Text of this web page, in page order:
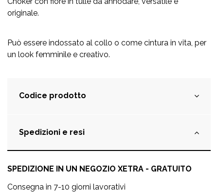
originale.
Può essere indossato al collo o come cintura in vita, per
un look femminile e creativo.
Codice prodotto
Spedizioni e resi
SPEDIZIONE IN UN NEGOZIO XETRA - GRATUITO
Consegna in 7-10 giorni lavorativi